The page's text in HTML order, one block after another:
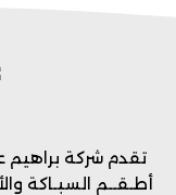
تقدم شركة براهيم
أطـقــم السبـاكة